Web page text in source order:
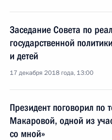
Заседание Совета по
государственной
и детей
17 декабря 2018 года, 13:00
Президент поговорил по
Макаровой, одной из
со мной»